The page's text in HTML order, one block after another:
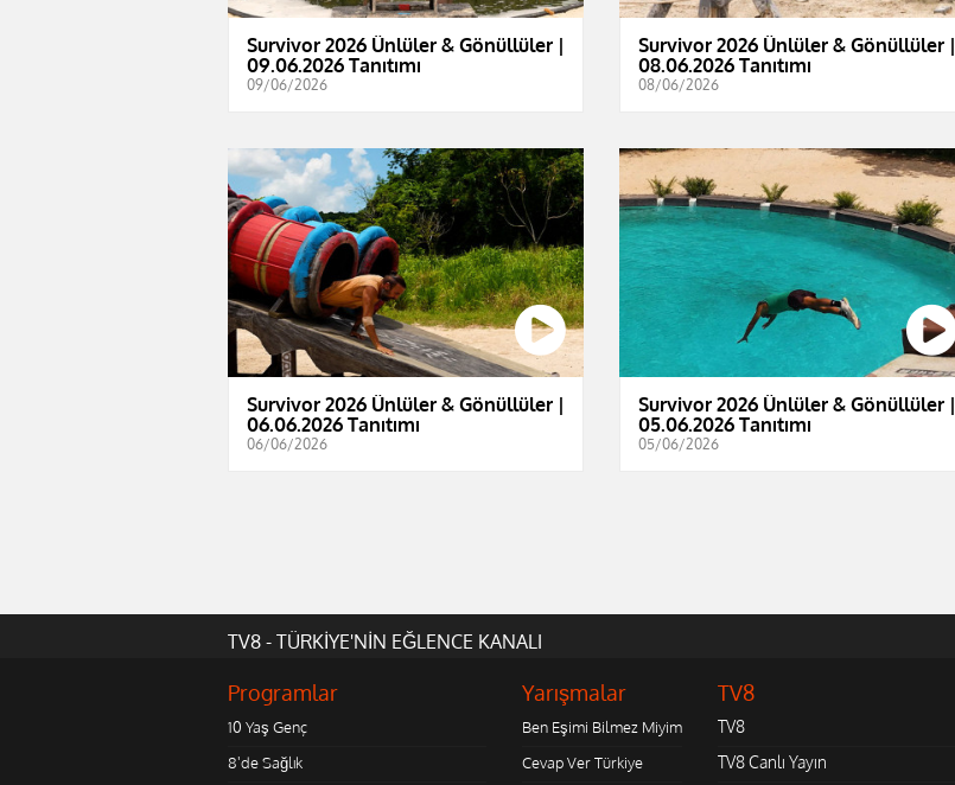
Survivor 2026 Ünlüler & Gönüllüler |
09.06.2026 Tanıtımı
09/06/2026
Survivor 2026 Ünlüler & Gönüllüler |
08.06.2026 Tanıtımı
08/06/2026
Survivor 2026 Ünlüler & Gönüllüler |
06.06.2026 Tanıtımı
06/06/2026
Survivor 2026 Ünlüler & Gönüllüler |
05.06.2026 Tanıtımı
05/06/2026
TV8 - TÜRKİYE'NİN EĞLENCE KANALI
Programlar
10 Yaş Genç
8'de Sağlık
Yarışmalar
Ben Eşimi Bilmez Miyim
Cevap Ver Türkiye
TV8
TV8
TV8 Canlı Yayın